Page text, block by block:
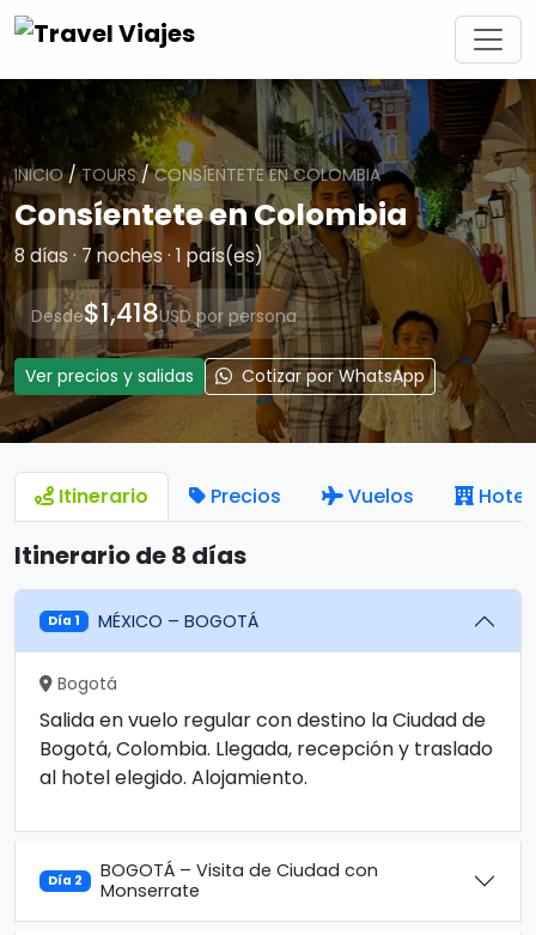
INICIO/TOURS/CONSÍENTETE EN COLOMBIA
Consíentete en Colombia
8 días · 7 noches · 1 país(es)
Desde$1,418USD por persona
Ver precios y salidas Cotizar por WhatsApp
Itinerario Precios Vuelos
Itinerario de 8 días
Día 1 MÉXICO – BOGOTÁ
Bogotá
Salida en vuelo regular con destino la Ciudad de
Bogotá, Colombia. Llegada, recepción y traslado
al hotel elegido. Alojamiento.
Día 2
BOGOTÁ – Visita de Ciudad con
Monserrate